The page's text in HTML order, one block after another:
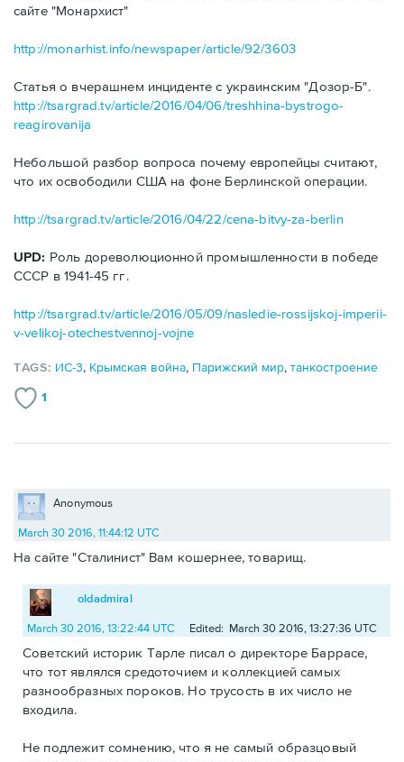
сайте "Монархист"
http://monarhist.info/newspaper/article/92/3603
Статья о вчерашнем инциденте с украинским "Дозор-Б".
http://tsargrad.tv/article/2016/04/06/treshhina-bystrogo-
reagirovanija
Небольшой разбор вопроса почему европейцы считают,
что их освободили США на фоне Берлинской операции.
http://tsargrad.tv/article/2016/04/22/cena-bitvy-za-berlin
UPD: Роль дореволюционной промышленности в победе
СССР в 1941-45 гг.
http://tsargrad.tv/article/2016/05/09/nasledie-rossijskoj-imperii-
v-velikoj-otechestvennoj-vojne
TAGS: ИС-3, Крымская война, Парижский мир,танкостроение
1
Anonymous
March 30 2016, 11:44:12 UTC
На сайте "Сталинист" Вам кошернее, товарищ.
oldadmiral
March 30 2016, 13:22:44 UTC Edited: March 30 2016, 13:27:36 UTC
Советский историк Тарле писал о директоре Баррасе,
что тот являлся средоточием и коллекцией самых
разнообразных пороков. Но трусость в их число не
входила.
Не подлежит сомнению, что я не самый образцовый